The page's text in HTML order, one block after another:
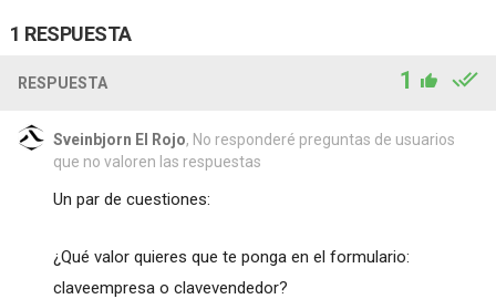
1 RESPUESTA
RESPUESTA 1
Sveinbjorn El Rojo, No responderé preguntas de usuarios
que no valoren las respuestas
Un par de cuestiones:
¿Qué valor quieres que te ponga en el formulario:
claveempresa o clavevendedor?